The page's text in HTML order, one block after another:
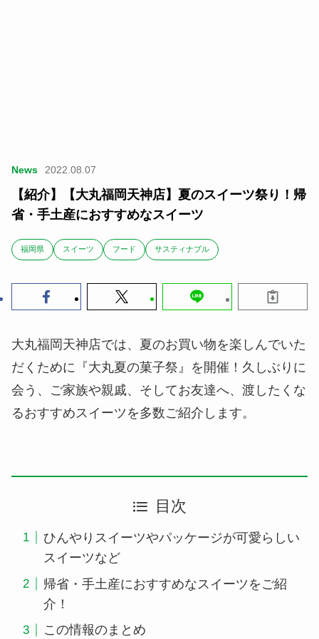
News 2022.08.07
【紹介】【大丸福岡天神店】夏のスイーツ祭り！帰
省・手土産におすすめなスイーツ
福岡県 スイーツ フード サスティナブル
大丸福岡天神店では、夏のお買い物を楽しんでいた
だくために『大丸夏の菓子祭』を開催！久しぶりに
会う、ご家族や親戚、そしてお友達へ、渡したくな
るおすすめスイーツを多数ご紹介します。
目次
ひんやりスイーツやパッケージが可愛らしい
スイーツなど
帰省・手土産におすすめなスイーツをご紹
介！
この情報のまとめ